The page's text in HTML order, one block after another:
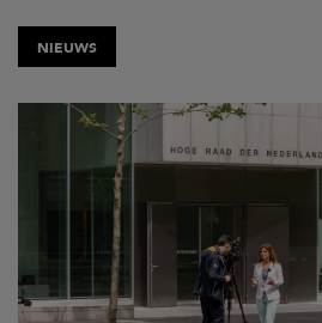
NIEUWS